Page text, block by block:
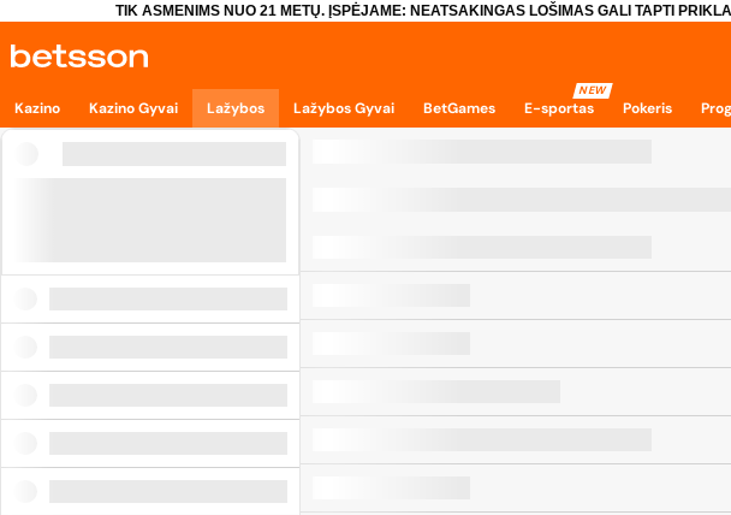
TIK ASMENIMS NUO 21 METŲ. ĮSPĖJAME: NEATSAKINGAS LOŠIMAS GALI TAPTI
Kazino Kazino Gyvai Lažybos Lažybos Gyvai BetGames E-sportas
NEW
Pokeris